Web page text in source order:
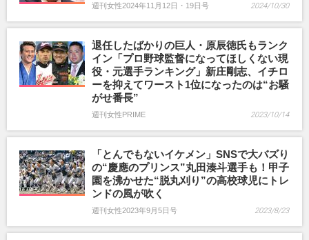
週刊女性2024年11月12日・19日号 2024/10/30
退任したばかりの巨人・原辰徳氏もランク
イン「プロ野球監督になってほしくない現
役・元選手ランキング」新庄剛志、イチロ
ーを抑えてワースト1位になったのは“お騒
がせ番長”
週刊女性PRIME 2023/10/14
「とんでもないイケメン」SNSで大バズり
の“慶應のプリンス”丸田湊斗選手も！甲子
園を沸かせた“脱丸刈り”の高校球児にトレ
ンドの風が吹く
週刊女性2023年9月5日号 2023/8/23